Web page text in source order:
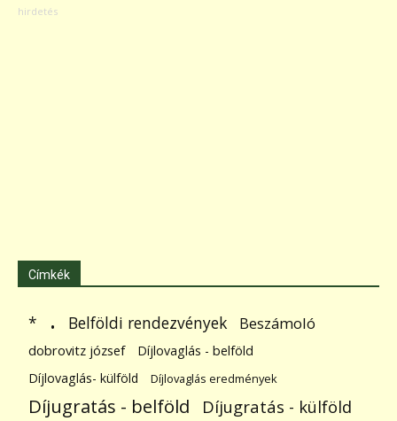
Címkék
* . Belföldi rendezvények Beszámoló
dobrovitz józsef
Díjlovaglás - belföld
Díjlovaglás- külföld
Díjlovaglás eredmények
Díjugratás - belföld Díjugratás - külföld